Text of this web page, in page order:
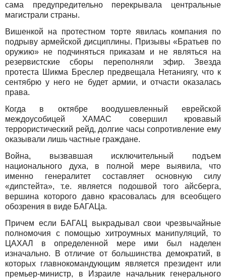
сама предупредительно перекрывала центральные
магистрали страны.
Вишенкой на протестном торте явилась компания по
подрыву армейской дисциплины. Призывы «Братьев по
оружию» не подчиняться приказам и не являться на
резервистские сборы переполняли эфир. Звезда
протеста Шикма Бреслер предвещала Нетаниягу, что к
сентябрю у него не будет армии, и отчасти оказалась
права.
Когда в октябре воодушевленный еврейской
междоусобицей ХАМАС совершил кровавый
террористический рейд, долгие часы сопротивление ему
оказывали лишь частные граждане.
Война, вызвавшая исключительный подъем
национального духа, в полной мере выявила, что
именно генералитет составляет основную силу
«дипстейта», т.е. является подошвой того айсберга,
вершина которого давно красовалась для всеобщего
обозрения в виде БАГАЦа.
Причем если БАГАЦ выкрадывал свои чрезвычайные
полномочия с помощью хитроумных манипуляций, то
ЦАХАЛ в определенной мере ими был наделен
изначально. В отличие от большинства демократий, в
которых главнокомандующим является президент или
премьер-министр, в Израиле начальник генерального